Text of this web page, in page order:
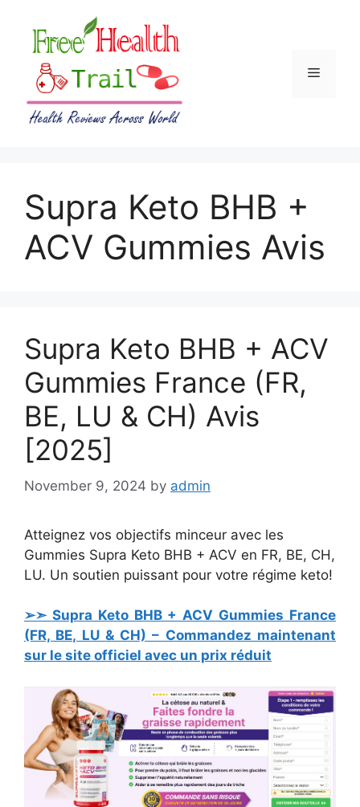
content
Menu
Supra Keto BHB +
ACV Gummies Avis
Supra Keto BHB + ACV
Gummies France (FR,
BE, LU & CH) Avis
[2025]
November 9, 2024 by admin
Atteignez vos objectifs minceur avec les
Gummies Supra Keto BHB + ACV en FR, BE, CH,
LU. Un soutien puissant pour votre régime keto!
➢➣ Supra Keto BHB + ACV Gummies France
(FR, BE, LU & CH) – Commandez maintenant
sur le site officiel avec un prix réduit